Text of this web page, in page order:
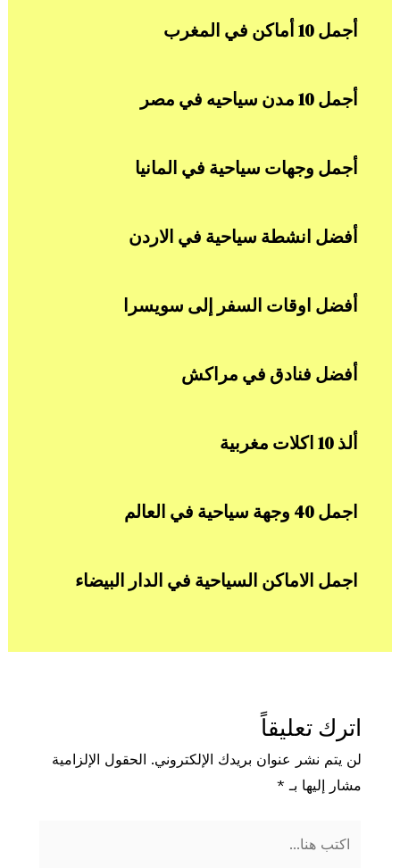
أجمل 10 أماكن في المغرب
أجمل 10 مدن سياحيه في مصر
أجمل وجهات سياحية في المانيا
أفضل انشطة سياحية في الاردن
أفضل اوقات السفر إلى سويسرا
أفضل فنادق في مراكش
ألذ 10 اكلات مغربية
اجمل 40 وجهة سياحية في العالم
اجمل الاماكن السياحية في الدار البيضاء
اترك تعليقاً
لن يتم نشر عنوان بريدك الإلكتروني. الحقول الإلزامية
مشار إليها بـ *